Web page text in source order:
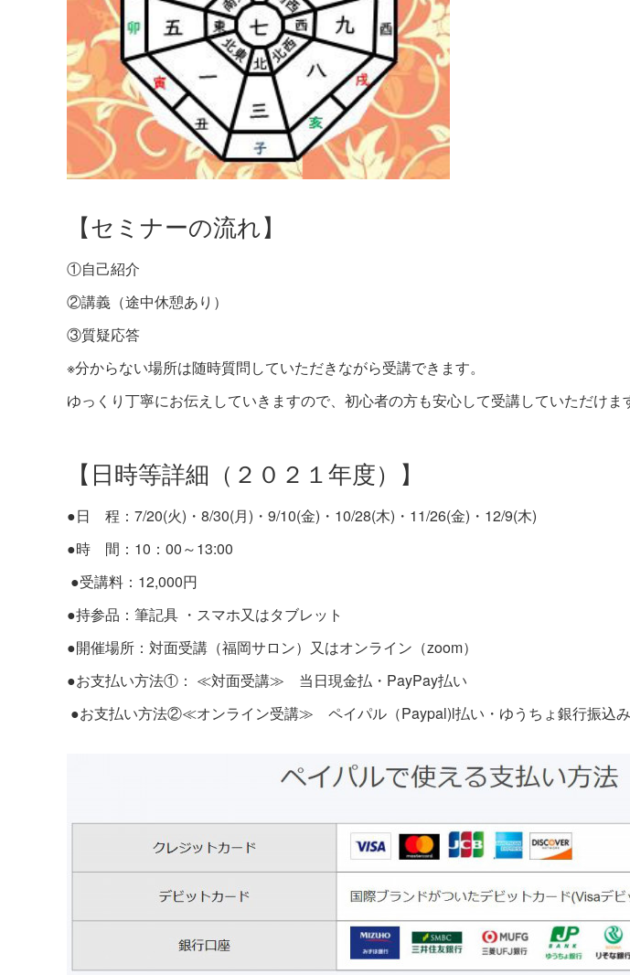
【セミナーの流れ】
①自己紹介
②講義（途中休憩あり）
③質疑応答
※分からない場所は随時質問していただきながら受講できます。
ゆっくり丁寧にお伝えしていきますので、初心者の方も安心して受講していただけま
【日時等詳細（２０２１年度）】
●日 程：7/20(火)・8/30(月)・9/10(金)・10/28(木)・11/26(金)・12/9(木)
●時 間：10：00～13:00
●受講料：12,000円
●持参品：筆記具 ・スマホ又はタブレット
●開催場所：対面受講（福岡サロン）又はオンライン（zoom）
●お支払い方法①： ≪対面受講≫ 当日現金払・PayPay払い
●お支払い方法②≪オンライン受講≫ ペイパル（Paypal)l払い・ゆうちょ銀行振込み